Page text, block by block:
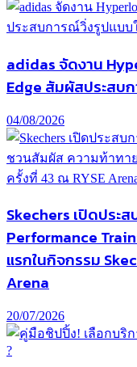
adidas จัดงาน
Edge สัมผัสประสบ
04/08/2026
Skechers เปิดประ
Performance
แรกในกิจกรรม
Arena
20/07/2026